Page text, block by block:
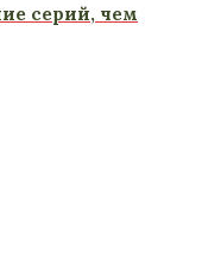
серий, чем